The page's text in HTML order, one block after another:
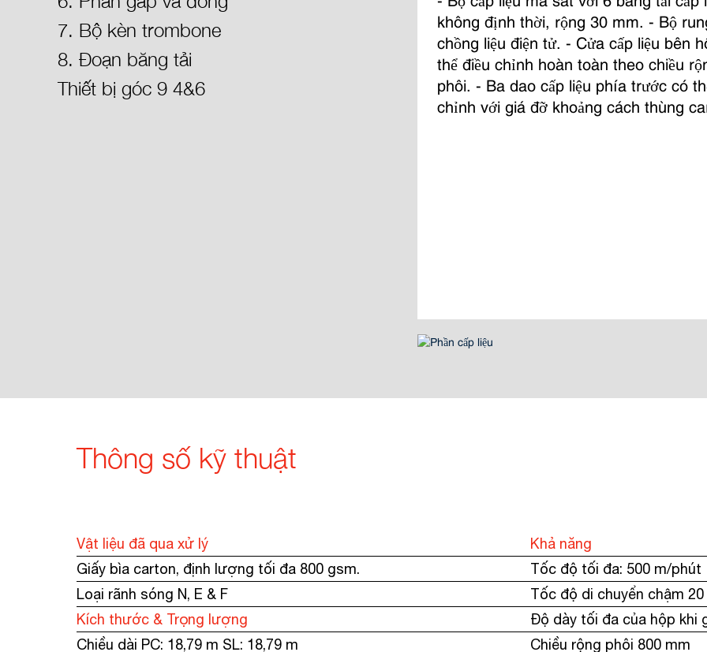
7. Bộ kèn trombone
8. Đoạn băng tải
Thiết bị góc 9 4&6
không định thời, rộng 30 mm. - Bộ
chồng liệu điện tử. - Cửa cấp liệu bên
thể điều chỉnh hoàn toàn theo chiều
phôi. - Ba dao cấp liệu phía trước có
chỉnh với giá đỡ khoảng cách thùng
Thông số kỹ thuật
Vật liệu đã qua xử lý
Giấy bìa carton, định lượng tối đa 800 gsm.
Loại rãnh sóng N, E & F
Kích thước & Trọng lượng
Chiều dài PC: 18,79 m SL: 18,79 m
Khả năng
Tốc độ tối đa: 500 m/phút
Tốc độ di chuyển chậm
Độ dày tối đa của hộp khi
Chiều rộng phôi 800 mm